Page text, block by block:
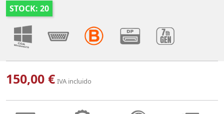
STOCK: 20
150,00 € IVA incluido